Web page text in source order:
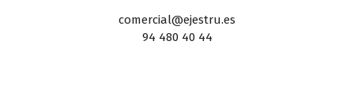
comercial@ejestru.es
94 480 40 44